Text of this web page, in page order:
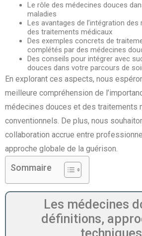
Le rôle des médecines douces
maladies
Les avantages de l’intégration
des traitements médicaux
Des exemples concrets de
complétés par des médecines
Des conseils pour intégrer avec
douces dans votre parcours de
En explorant ces aspects, nous
meilleure compréhension de
médecines douces et des traitements
conventionnels. De plus, nous
collaboration accrue entre
approche globale de la guérison.
Sommaire
Les médecines
définitions,